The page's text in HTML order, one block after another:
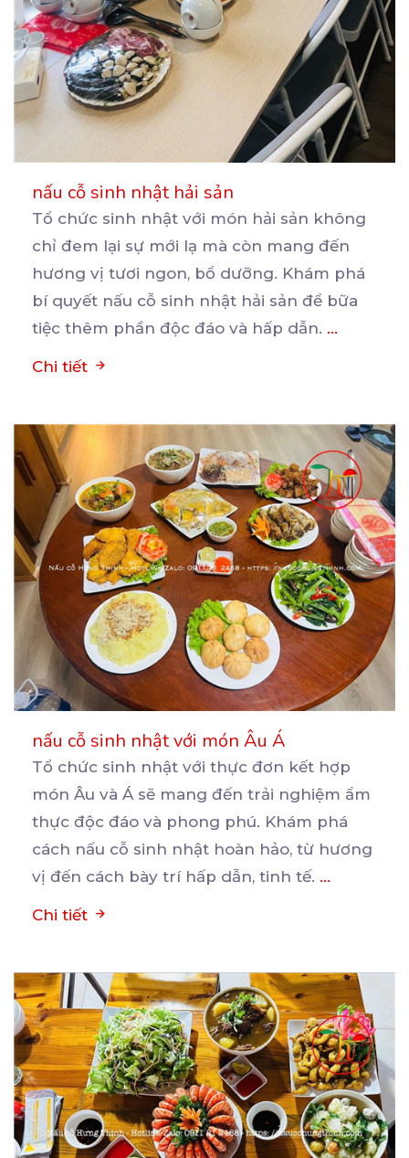
nấu cỗ sinh nhật hải sản
Tổ chức sinh nhật với món hải sản không
chỉ đem lại sự mới lạ mà còn mang đến
hương vị tươi ngon, bổ dưỡng. Khám phá
bí quyết nấu cỗ sinh nhật hải sản để bữa
tiệc thêm phần độc đáo và hấp dẫn. ...
Chi tiết
nấu cỗ sinh nhật với món Âu Á
Tổ chức sinh nhật với thực đơn kết hợp
món Âu và Á sẽ mang đến trải nghiệm ẩm
thực độc đáo và phong phú. Khám phá
cách nấu cỗ sinh nhật hoàn hảo, từ hương
vị đến cách bày trí hấp dẫn, tinh tế. ...
Chi tiết